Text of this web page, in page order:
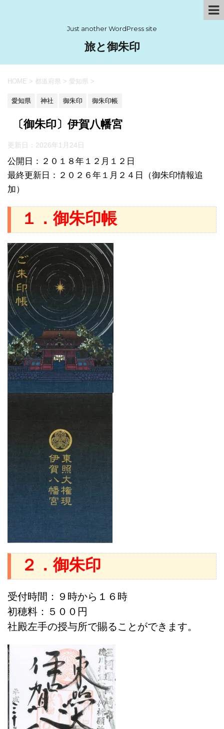
Just another WordPress site
旅と御朱印
HOME > 都道府県 > 愛知県 >
愛知県 神社 御朱印 御朱印帳
〔御朱印〕伊賀八幡宮
更新日： 2026年1月24日
公開日：２０１８年１２月１２日
最終更新日：２０２６年１月２４日（御朱印情報追
加）
１．御朱印帳
２．御朱印
受付時間：９時から１６時
初穂料：５００円
社殿左手の授与所で賜ることができます。